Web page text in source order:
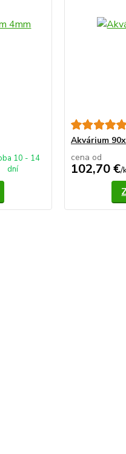
10 - 14
dní
Akvárium
cena od
102,70 €/